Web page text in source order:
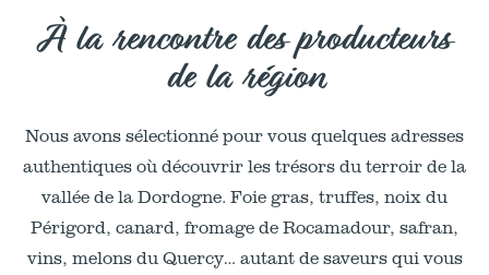
À la rencontre des producteurs
de la région
Nous avons sélectionné pour vous quelques adresses
authentiques où découvrir les trésors du terroir de la
vallée de la Dordogne. Foie gras, truffes, noix du
Périgord, canard, fromage de Rocamadour, safran,
vins, melons du Quercy… autant de saveurs qui vous